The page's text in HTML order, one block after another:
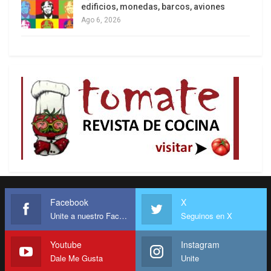
incrementándose sin límite.
(supera en más de tres veces el superávit
primario). En el año 2025, la capitalización
alcanzó los 47.225 millones de dólares (más de
cinco veces el superávit primario). Y en los
primeros cuatro meses de 2026, ya capitalizaron
edificios, monedas, barcos, aviones
Ago 6, 2026
Facebook
Unite a nuestro Facebook
X
Seguinos en X
Youtube
Dale Me Gusta
Instagram
Unite